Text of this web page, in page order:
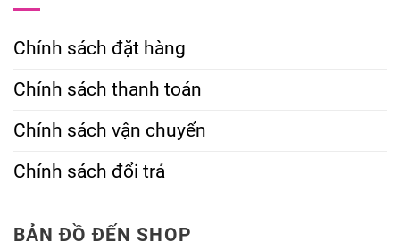
Chính sách đặt hàng
Chính sách thanh toán
Chính sách vận chuyển
Chính sách đổi trả
BẢN ĐỒ ĐẾN SHOP